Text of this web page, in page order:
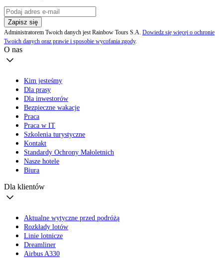
Zapisz się
Administratorem Twoich danych jest Rainbow Tours S.A. Dowiedz się więcej o ochronie
Twoich danych oraz prawie i sposobie wycofania zgody.
O nas
Kim jesteśmy
Dla prasy
Dla inwestorów
Bezpieczne wakacje
Praca
Praca w IT
Szkolenia turystyczne
Kontakt
Standardy Ochrony Małoletnich
Nasze hotele
Biura
Dla klientów
Aktualne wytyczne przed podróżą
Rozkłady lotów
Linie lotnicze
Dreamliner
Airbus A330